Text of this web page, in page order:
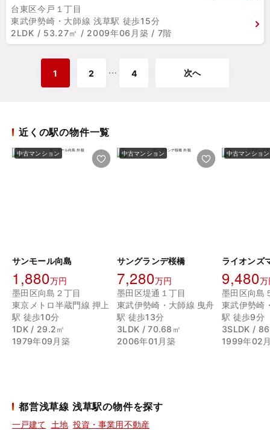
台東区今戸１丁目
東武伊勢崎・大師線 浅草駅 徒歩15分
2LDK / 53.27㎡ / 2009年06月築 / 7階
1 2 ⋯ 4 次へ
近くの駅の物件一覧
中古マンション
サンモール向島
1,880万円
墨田区向島２丁目
東京メトロ半蔵門線 押上
駅 徒歩10分
1DK / 29.2㎡
1979年09月築
中古マンション
サングランデ桜橋
7,280万円
墨田区堤通１丁目
東武伊勢崎・大師線 曳舟
駅 徒歩13分
3LDK / 70.68㎡
2006年01月築
中古マンション
9,480万
墨田区向島
東武伊勢崎
駅 徒歩9分
3SLDK /
1999年02
都営浅草線 浅草駅の物件を探す
一戸建て 土地 投資・事業用不動産